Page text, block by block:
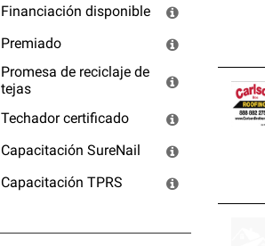
Financiación disponible
Premiado
Promesa de reciclaje de
tejas
Techador certificado
Capacitación SureNail
Capacitación TPRS